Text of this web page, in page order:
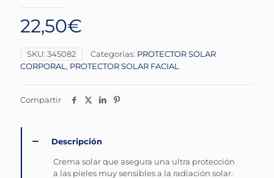
22,50€
SKU: 345082 Categorías: PROTECTOR SOLAR
CORPORAL , PROTECTOR SOLAR FACIAL
Compartir
Descripción
Crema solar que asegura una ultra protección
a las pieles muy sensibles a la radiación solar.